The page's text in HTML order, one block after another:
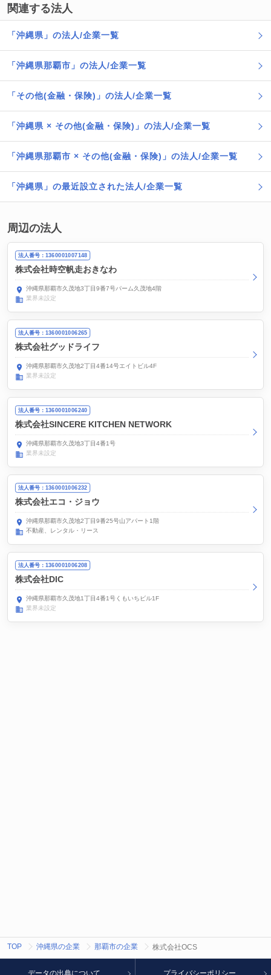
関連する法人
「沖縄県」の法人/企業一覧
「沖縄県那覇市」の法人/企業一覧
「その他(金融・保険)」の法人/企業一覧
「沖縄県 × その他(金融・保険)」の法人/企業一覧
「沖縄県那覇市 × その他(金融・保険)」の法人/企業一覧
「沖縄県」の最近設立された法人/企業一覧
周辺の法人
法人番号：1360001007148
株式会社時空帆走おきなわ
沖縄県那覇市久茂地3丁目9番7号パーム久茂地4階
業界未設定
法人番号：1360001006265
株式会社グッドライフ
沖縄県那覇市久茂地2丁目4番14号エイトビル4F
業界未設定
法人番号：1360001006240
株式会社SINCERE KITCHEN NETWORK
沖縄県那覇市久茂地3丁目4番1号
業界未設定
法人番号：1360001006232
株式会社エコ・ジョウ
沖縄県那覇市久茂地2丁目9番25号山アパート1階
不動産、レンタル・リース
法人番号：1360001006208
株式会社DIC
沖縄県那覇市久茂地1丁目4番1号くもいちビル1F
業界未設定
TOP 沖縄県の企業 那覇市の企業 株式会社OCS
データの出典について プライバシーポリシー